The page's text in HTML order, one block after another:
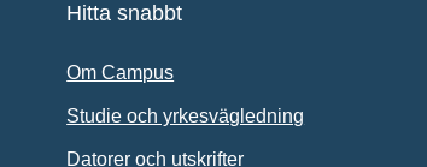
Hitta snabbt
Om Campus
Studie och yrkesvägledning
Datorer och utskrifter